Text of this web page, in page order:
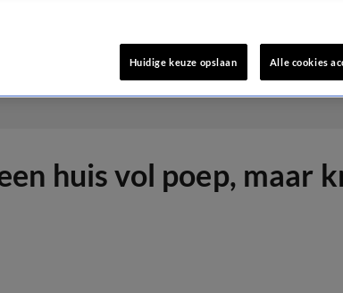
huis vol poep, maar
Huidige keuze opslaan Alle cookies